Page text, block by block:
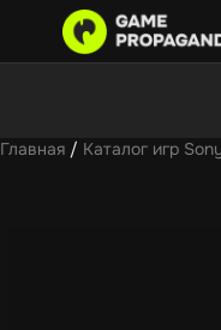
Главная / Каталог игр